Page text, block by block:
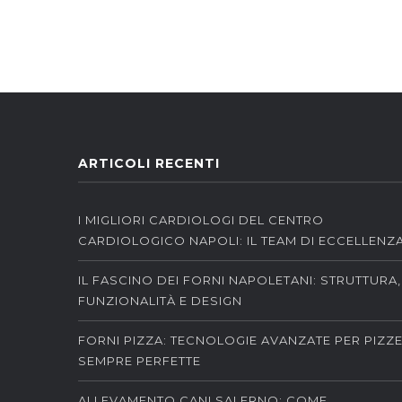
ARTICOLI RECENTI
I MIGLIORI CARDIOLOGI DEL CENTRO
CARDIOLOGICO NAPOLI: IL TEAM DI
IL FASCINO DEI FORNI NAPOLETANI: STRUTTURA,
FUNZIONALITÀ E DESIGN
FORNI PIZZA: TECNOLOGIE AVANZATE PER PIZZE
SEMPRE PERFETTE